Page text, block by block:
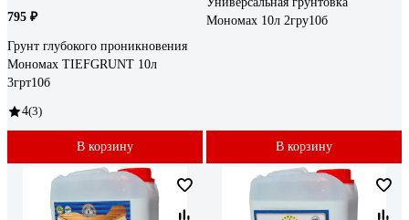
795 ₽
Грунт глубокого проникновения
Мономах TIEFGRUNT 10л
3грт10б
4(3)
В корзину
Мономах 10л 2гру10б
В корзину